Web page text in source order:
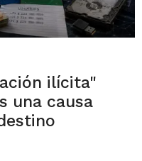
ilícita"
una causa